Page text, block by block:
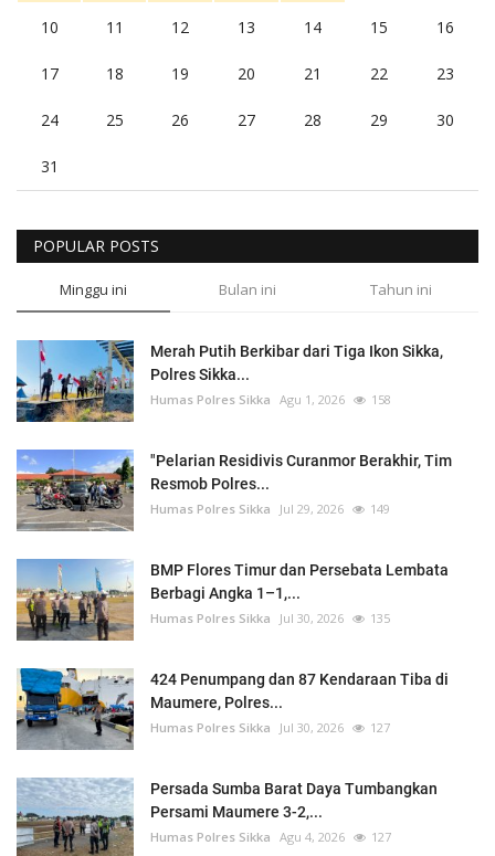
10 11 12 13 14 15 16
17 18 19 20 21 22 23
24 25 26 27 28 29 30
31
POPULAR POSTS
Minggu ini Bulan ini Tahun ini
Merah Putih Berkibar dari Tiga Ikon Sikka,
Polres Sikka...
Humas Polres Sikka Agu 1, 2026 158
"Pelarian Residivis Curanmor Berakhir, Tim
Resmob Polres...
Humas Polres Sikka Jul 29, 2026 149
BMP Flores Timur dan Persebata Lembata
Berbagi Angka 1–1,...
Humas Polres Sikka Jul 30, 2026 135
424 Penumpang dan 87 Kendaraan Tiba di
Maumere, Polres...
Humas Polres Sikka Jul 30, 2026 127
Persada Sumba Barat Daya Tumbangkan
Persami Maumere 3-2,...
Humas Polres Sikka Agu 4, 2026 127